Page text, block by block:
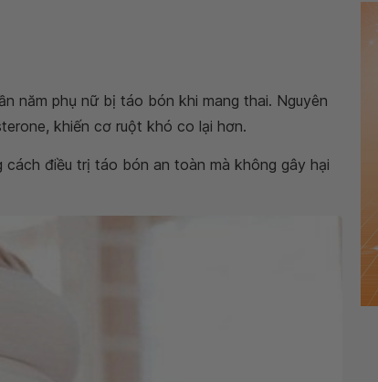
năm phụ nữ bị táo bón khi mang thai. Nguyên
khiến cơ ruột khó co lại hơn.
điều trị táo bón an toàn mà không gây hại